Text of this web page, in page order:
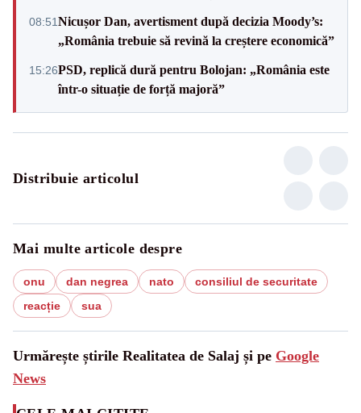
08:51Nicușor Dan, avertisment după decizia Moody’s:
„România trebuie să revină la creștere economică”
15:26PSD, replică dură pentru Bolojan: „România este
într-o situație de forță majoră”
Distribuie articolul
Mai multe articole despre
onu dan negrea nato
consiliul de securitate
reacție
sua
Urmărește știrile Realitatea de Salaj și pe Google
News